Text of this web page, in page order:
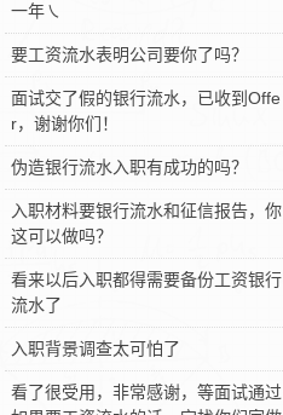
一年㇏
要工资流水表明公司要你了吗？
面试交了假的银行流水，已收到Offe
r，谢谢你们！
伪造银行流水入职有成功的吗？
入职材料要银行流水和征信报告，你
这可以做吗？
看来以后入职都得需要备份工资银行
流水了
入职背景调查太可怕了
看了很受用，非常感谢，等面试通过